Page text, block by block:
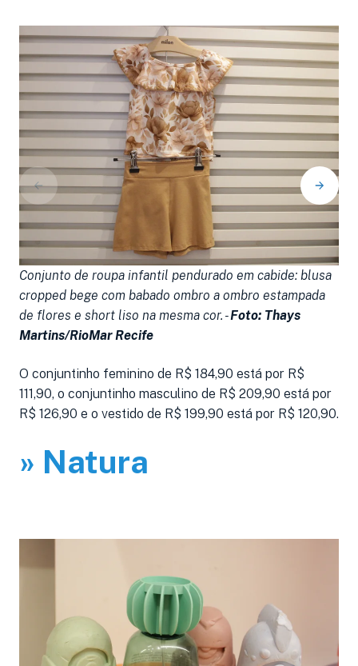
Conjunto de roupa infantil pendurado em cabide: blusa
cropped bege com babado ombro a ombro estampada
de flores e short liso na mesma cor. -Foto: Thays
Martins/RioMar Recife
O conjuntinho feminino de R$ 184,90 está por R$
111,90, o conjuntinho masculino de R$ 209,90 está por
R$ 126,90 e o vestido de R$ 199,90 está por R$ 120,90.
» Natura